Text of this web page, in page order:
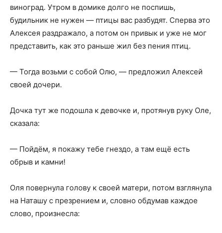
виноград. Утром в домике долго не поспишь,
будильник не нужен — птицы вас разбудят. Сперва это
Алексея раздражало, а потом он привык и уже не мог
представить, как это раньше жил без пения птиц.
— Тогда возьми с собой Олю, — предложил Алексей
своей дочери.
Дочка тут же подошла к девочке и, протянув руку Оле,
сказала:
— Пойдём, я покажу тебе гнездо, а там ещё есть
обрыв и камни!
Оля повернула голову к своей матери, потом взглянула
на Наташу с презрением и, словно обдумав каждое
слово, произнесла: